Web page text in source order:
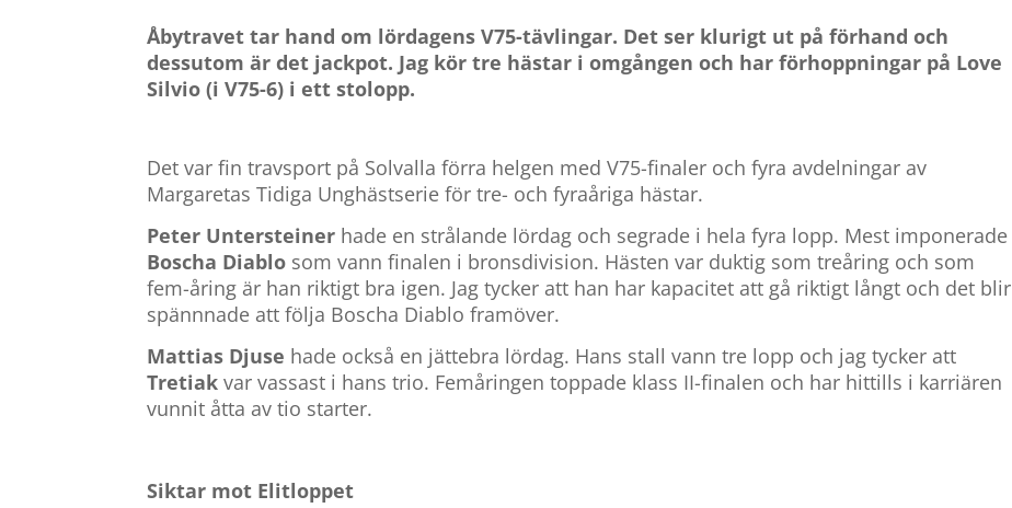
Åbytravet tar hand om lördagens V75-tävlingar. Det ser klurigt ut på förhand och
dessutom är det jackpot. Jag kör tre hästar i omgången och har förhoppningar på Love
Silvio (i V75-6) i ett stolopp.
Det var fin travsport på Solvalla förra helgen med V75-finaler och fyra avdelningar av
Margaretas Tidiga Unghästserie för tre- och fyraåriga hästar.
Peter Untersteiner hade en strålande lördag och segrade i hela fyra lopp. Mest imponerade
Boscha Diablo som vann finalen i bronsdivision. Hästen var duktig som treåring och som
fem-åring är han riktigt bra igen. Jag tycker att han har kapacitet att gå riktigt långt och det blir
spännnade att följa Boscha Diablo framöver.
Mattias Djuse hade också en jättebra lördag. Hans stall vann tre lopp och jag tycker att
Tretiak var vassast i hans trio. Femåringen toppade klass II-finalen och har hittills i karriären
vunnit åtta av tio starter.
Siktar mot Elitloppet